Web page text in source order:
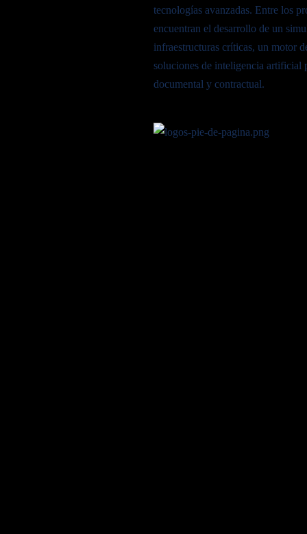
tecnologías avanzadas. Entre los
encuentran el desarrollo de un
infraestructuras críticas, un motor
soluciones de inteligencia artificial
documental y contractual.